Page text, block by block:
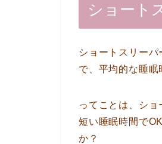
ショート
ショートスリー
で、平均的な睡眠
ってことは、シ
短い睡眠時間で
か？